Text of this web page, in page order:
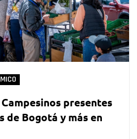
presentes
de Bogotá y más en